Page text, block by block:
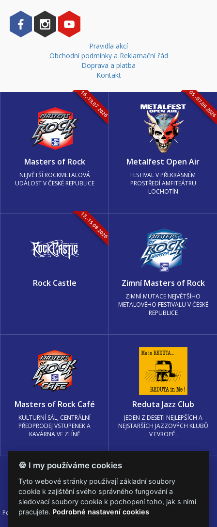
Pravidla akcí
Obchodní podmínky a Reklamační řád
Doprava a platba
Kontakt
16.-19.07.2026
Masters of Rock
NEJVĚTŠÍ ROCKMETALOVÁ
UDÁLOST V ČESKÉ REPUBLICE
05.-
Metalfest Open Air
FESTIVAL V PŘEKRÁSNÉM
PROSTŘEDÍ AMFITEÁTRU
LOCHOTÍN
13.-15.08.2026
Rock Castle Zimní Masters of Rock
ZIMNÍ MUTACE NEJVĚTŠÍHO
METALOVÉHO FESTIVALU V ČESKÉ
REPUBLICE
Masters of Rock Café
KULTURNÍ SÁL, CENTRÁLNÍ
PŘEDPRODEJ VSTUPENEK A
KAVÁRNA VE ZLÍNĚ
Reduta Jazz Club
JEDEN Z DESETI NEJLEPŠÍCH A
NEJSTARŠÍCH JAZZOVÝCH KLUBŮ
V EVROPĚ.
Podmínky užití 🍪 Změnit nastavení cookies.
🍪 I my používáme cookies
Tyto webové stránky používají základní soubory
cookie k zajištění svého správného fungování a
sledovací soubory cookie k pochopení toho, jak s nimi
pracujete. Podrobné nastavení cookies